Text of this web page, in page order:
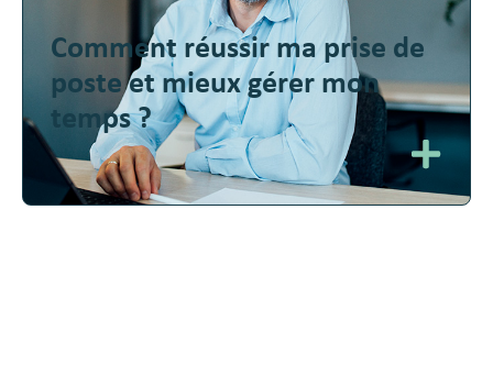
Comment réussir ma prise de
poste et mieux gérer mon
temps ?